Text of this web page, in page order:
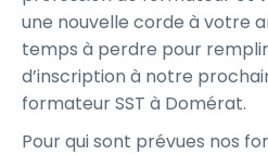
une nouvelle corde à votre
temps à perdre pour
d’inscription à notre
formateur SST à Domérat.
Pour qui sont prévues nos